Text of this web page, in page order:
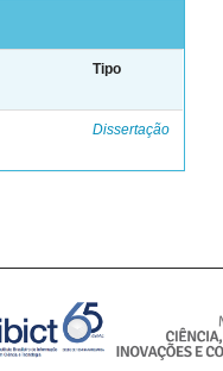
Tipo
Dissertação